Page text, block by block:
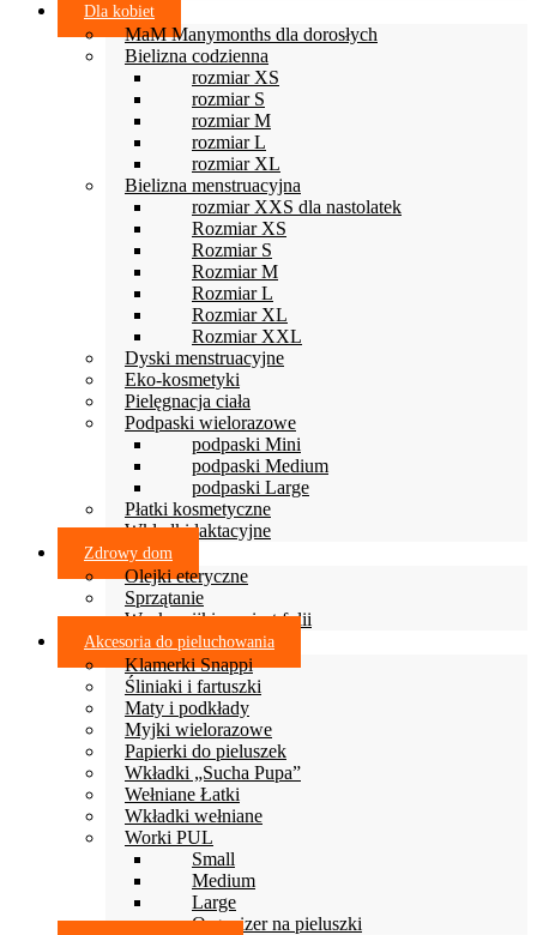
Dla kobiet
MaM Manymonths dla dorosłych
Bielizna codzienna
rozmiar XS
rozmiar S
rozmiar M
rozmiar L
rozmiar XL
Bielizna menstruacyjna
rozmiar XXS dla nastolatek
Rozmiar XS
Rozmiar S
Rozmiar M
Rozmiar L
Rozmiar XL
Rozmiar XXL
Dyski menstruacyjne
Eko-kosmetyki
Pielęgnacja ciała
Podpaski wielorazowe
podpaski Mini
podpaski Medium
podpaski Large
Płatki kosmetyczne
Wkładki laktacyjne
Zdrowy dom
Olejki eteryczne
Sprzątanie
Woskowijki zamiast folii
Akcesoria do pieluchowania
Klamerki Snappi
Śliniaki i fartuszki
Maty i podkłady
Myjki wielorazowe
Papierki do pieluszek
Wkładki „Sucha Pupa”
Wełniane Łatki
Wkładki wełniane
Worki PUL
Small
Medium
Large
Organizer na pieluszki